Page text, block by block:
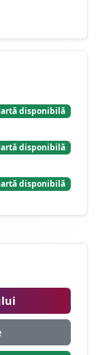
disponibilă
disponibilă
disponibilă